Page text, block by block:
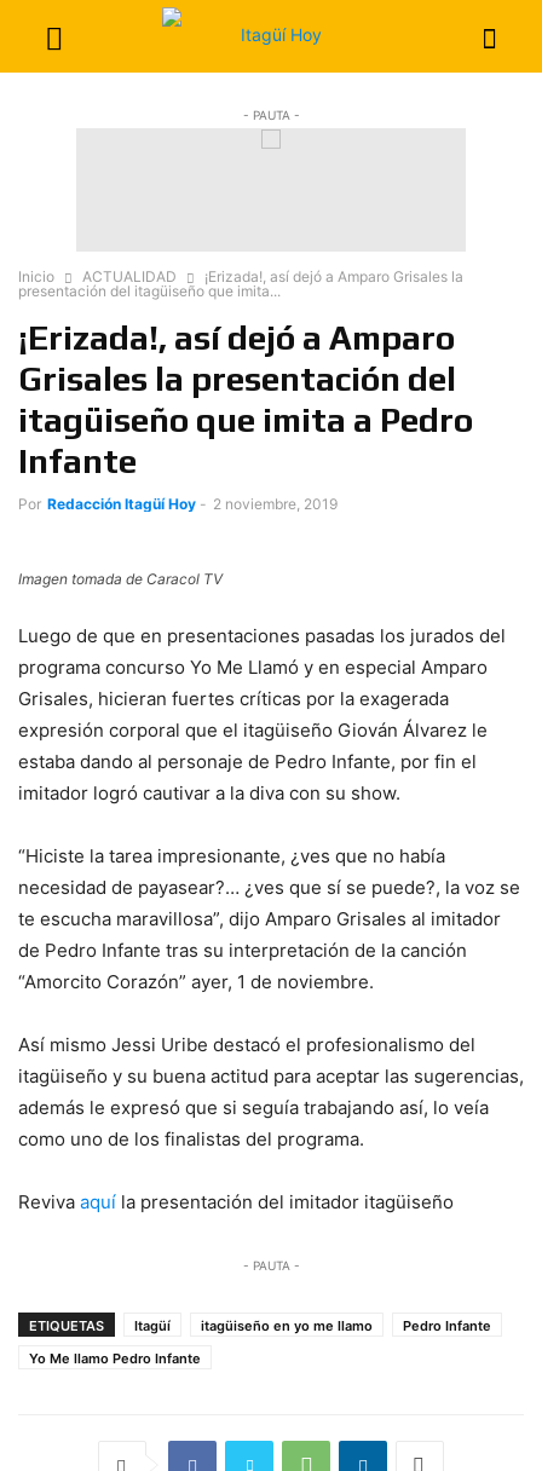
- PAUTA -
Inicio ACTUALIDAD
¡Erizada!, así dejó a Amparo Grisales la
presentación del itagüiseño que imita...
¡Erizada!, así dejó a Amparo
Grisales la presentación del
itagüiseño que imita a Pedro
Infante
Por Redacción Itagüí Hoy - 2 noviembre, 2019
Imagen tomada de Caracol TV
Luego de que en presentaciones pasadas los jurados del
programa concurso Yo Me Llamó y en especial Amparo
Grisales, hicieran fuertes críticas por la exagerada
expresión corporal que el itagüiseño Giován Álvarez le
estaba dando al personaje de Pedro Infante, por fin el
imitador logró cautivar a la diva con su show.
“Hiciste la tarea impresionante, ¿ves que no había
necesidad de payasear?… ¿ves que sí se puede?, la voz se
te escucha maravillosa”, dijo Amparo Grisales al imitador
de Pedro Infante tras su interpretación de la canción
“Amorcito Corazón” ayer, 1 de noviembre.
Así mismo Jessi Uribe destacó el profesionalismo del
itagüiseño y su buena actitud para aceptar las sugerencias,
además le expresó que si seguía trabajando así, lo veía
como uno de los finalistas del programa.
Reviva aquí la presentación del imitador itagüiseño
- PAUTA -
ETIQUETAS Itagüí itagüiseño en yo me llamo
Pedro Infante
Yo Me llamo Pedro Infante